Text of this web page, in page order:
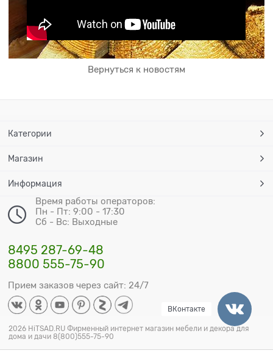
Вернуться к новостям
Категории
Магазин
Информация
Время работы операторов:
Пн - Пт: 9:00 - 17:30
Сб - Вс: Выходные
8495 287-69-48
8800 555-75-90
Прием заказов через сайт: 24/7
2026 HiTSAD.RU Фирменный интернет магазин мебели и декора для
дома и дачи 8(800)555-75-90
ВКонтакте